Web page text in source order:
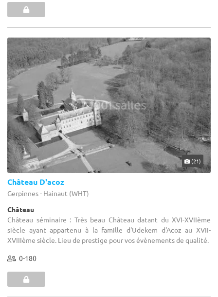
(21)
Château D'acoz
Gerpinnes - Hainaut (WHT)
Château
Château séminaire : Très beau Château datant du XVI-XVIIème
siècle ayant appartenu à la famille d'Udekem d'Acoz au XVII-
XVIIIème siècle. Lieu de prestige pour vos évènements de qualité.
0-180